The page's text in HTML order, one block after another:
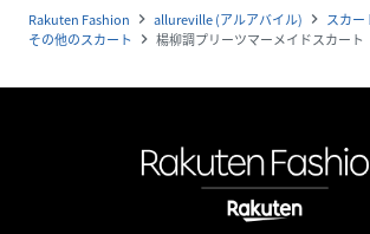
Rakuten Fashion navigate_next allureville (アルアバイル) navigate_next スカー
その他のスカート navigate_next 楊柳調プリーツマーメイドスカート